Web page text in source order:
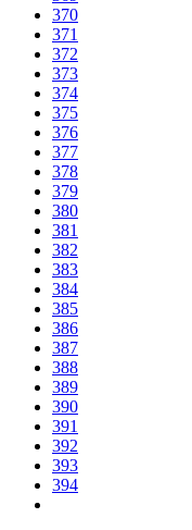
370
371
372
373
374
375
376
377
378
379
380
381
382
383
384
385
386
387
388
389
390
391
392
393
394